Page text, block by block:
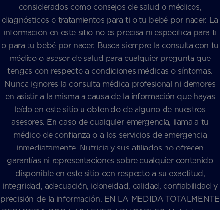
considerados como consejos de salud o médicos,
diagnósticos o tratamientos para ti o tu bebé por nacer. La
información en este sitio no es precisa ni específica para ti
o para tu bebé por nacer. Busca siempre la consulta con tu
médico o asesor de salud para cualquier pregunta que
tengas con respecto a condiciones médicas o síntomas.
Nunca ignores la consulta médica profesional ni demores
en asistir a la misma a causa de la información que hayas
leído en este sitio u obtenido de alguno de nuestros
asesores. En caso de cualquier emergencia, llama a tu
médico de confianza o a los servicios de emergencia
inmediatamente. Nutricia y sus afiliados no ofrecen
garantías ni representaciones sobre cualquier contenido
disponible en este sitio con respecto a su exactitud,
integridad, adecuación, idoneidad, calidad, confiabilidad y
precisión de la información. EN LA MEDIDA TOTALMENTE